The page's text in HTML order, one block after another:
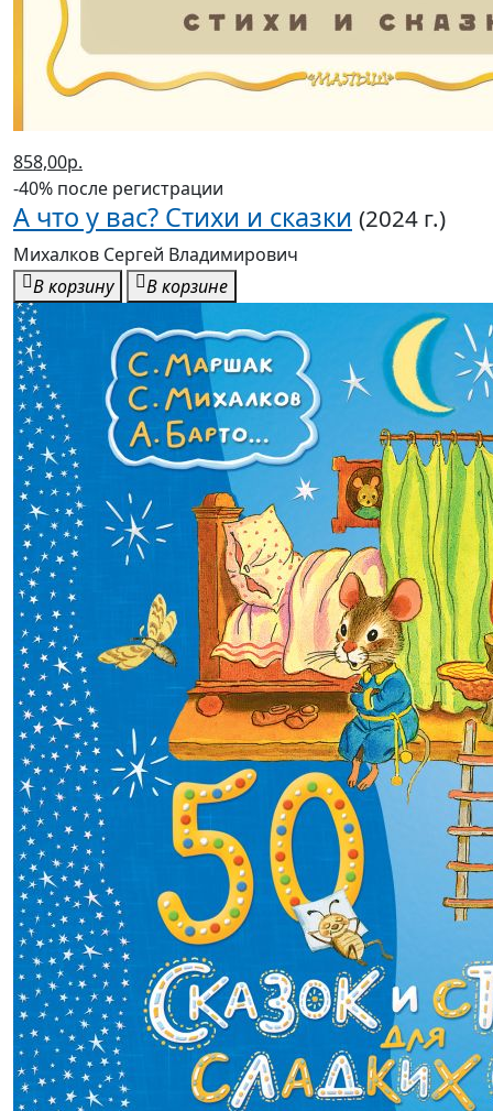
858,00р.
-40% после регистрации
А что у вас? Стихи и сказки (2024 г.)
Михалков Сергей Владимирович
В корзину
В корзине